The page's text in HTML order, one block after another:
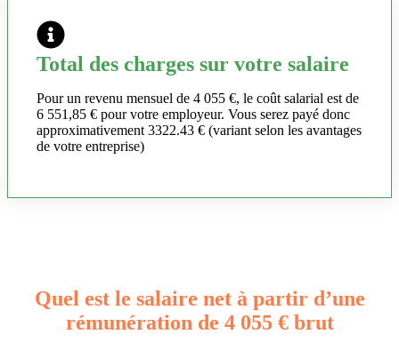
Total des charges sur votre salaire
Pour un revenu mensuel de 4 055 €, le coût salarial est de
6 551,85 € pour votre employeur. Vous serez payé donc
approximativement 3322.43 € (variant selon les avantages
de votre entreprise)
Quel est le salaire net à partir d’une
rémunération de 4 055 € brut